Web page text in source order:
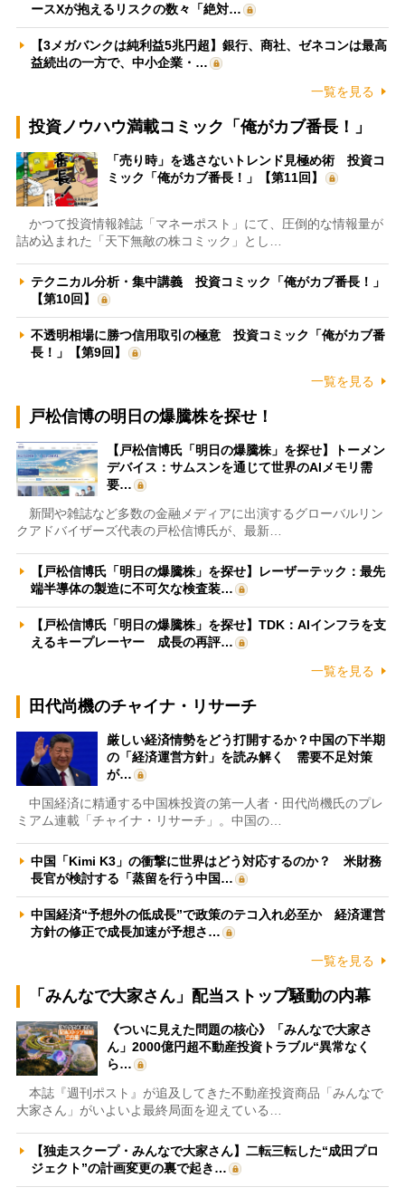
ースXが抱えるリスクの数々「絶対…
【3メガバンクは純利益5兆円超】銀行、商社、ゼネコンは最高
益続出の一方で、中小企業・…
一覧を見る
投資ノウハウ満載コミック「俺がカブ番長！」
「売り時」を逃さないトレンド見極め術 投資コ
ミック「俺がカブ番長！」【第11回】
かつて投資情報雑誌「マネーポスト」にて、圧倒的な情報量が
詰め込まれた「天下無敵の株コミック」とし…
テクニカル分析・集中講義 投資コミック「俺がカブ番長！」
【第10回】
不透明相場に勝つ信用取引の極意 投資コミック「俺がカブ番
長！」【第9回】
一覧を見る
戸松信博の明日の爆騰株を探せ！
【戸松信博氏「明日の爆騰株」を探せ】トーメン
デバイス：サムスンを通じて世界のAIメモリ需
要…
新聞や雑誌など多数の金融メディアに出演するグローバルリン
クアドバイザーズ代表の戸松信博氏が、最新…
【戸松信博氏「明日の爆騰株」を探せ】レーザーテック：最先
端半導体の製造に不可欠な検査装…
【戸松信博氏「明日の爆騰株」を探せ】TDK：AIインフラを支
えるキープレーヤー 成長の再評…
一覧を見る
田代尚機のチャイナ・リサーチ
厳しい経済情勢をどう打開するか？中国の下半期
の「経済運営方針」を読み解く 需要不足対策
が…
中国経済に精通する中国株投資の第一人者・田代尚機氏のプレ
ミアム連載「チャイナ・リサーチ」。中国の…
中国「Kimi K3」の衝撃に世界はどう対応するのか？ 米財務
長官が検討する「蒸留を行う中国…
中国経済“予想外の低成長”で政策のテコ入れ必至か 経済運営
方針の修正で成長加速が予想さ…
一覧を見る
「みんなで大家さん」配当ストップ騒動の内幕
《ついに見えた問題の核心》「みんなで大家さ
ん」2000億円超不動産投資トラブル“異常なく
ら…
本誌『週刊ポスト』が追及してきた不動産投資商品「みんなで
大家さん」がいよいよ最終局面を迎えている…
【独走スクープ・みんなで大家さん】二転三転した“成田プロ
ジェクト”の計画変更の裏で起き…